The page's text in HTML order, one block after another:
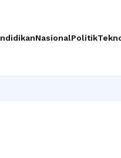
NasionalPolitik